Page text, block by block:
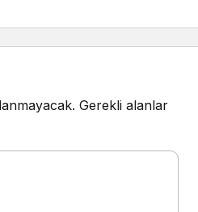
Gerekli alanlar